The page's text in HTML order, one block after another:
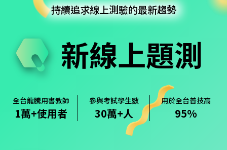
持續追求線上測驗的最新趨勢
新線上題測
全台龍騰用書教師
1萬+使用者
參與考試學生數
30萬+人
用於全台普技高
95%